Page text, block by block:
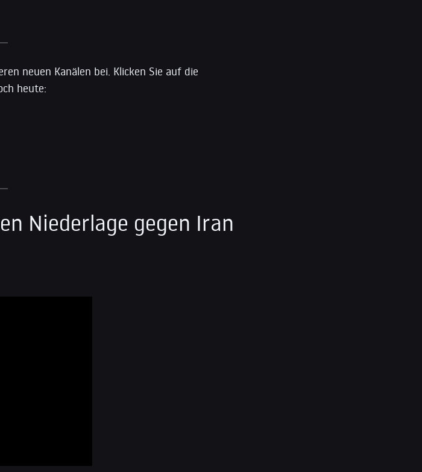
neuen Kanälen bei. Klicken Sie auf die
heute:
Niederlage gegen Iran